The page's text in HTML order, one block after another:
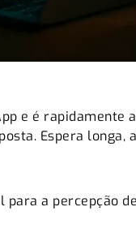
e é rapidamente
Espera longa,
a percepção